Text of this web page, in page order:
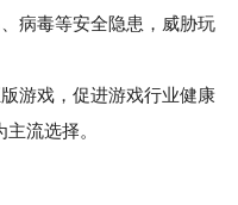
病毒等安全隐患，威胁玩
游戏，促进游戏行业健康
流选择。